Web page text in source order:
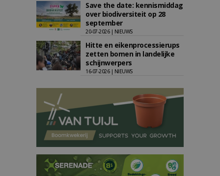
Save the date: kennismiddag
over biodiversiteit op 28
september
20-07-2026 | NIEUWS
Hitte en eikenprocessierups
zetten bomen in landelijke
schijnwerpers
16-07-2026 | NIEUWS